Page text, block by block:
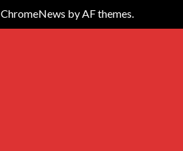
ChromeNews by AF themes.